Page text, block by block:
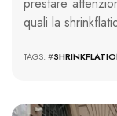
prestare
quali la
TAGS: #